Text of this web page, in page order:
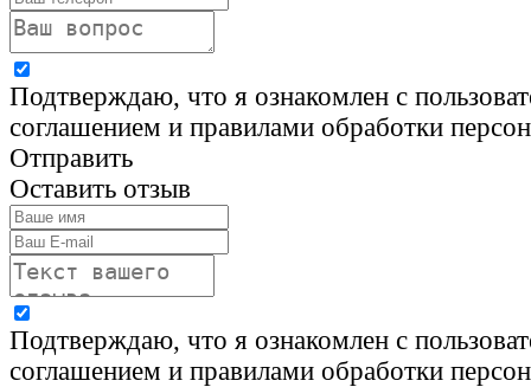
Подтверждаю, что я ознакомлен с
соглашением и правилами обработки
Отправить
Оставить отзыв
Подтверждаю, что я ознакомлен с
соглашением и правилами обработки